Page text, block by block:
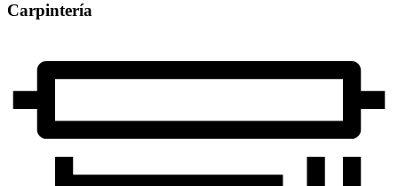
Carpintería